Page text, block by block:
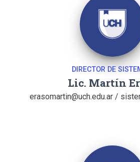
DIRECTOR DE
Lic. Martín
erasomartin@uch.edu.ar /